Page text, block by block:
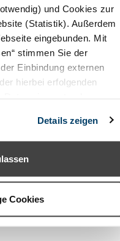
und Cookies zur
(Statistik). Außerdem
eingebunden. Mit
stimmen Sie der
Einbindung externen
hierbei erfolgenden
Einwilligung fortfahren. In
Cookies verwendet. Sie
unter den Cookie-
Details zeigen
Cookies
m²
Maximale
Belegung
7
Wohnräume
1